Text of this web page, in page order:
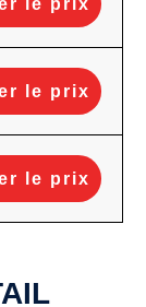
le prix
le prix